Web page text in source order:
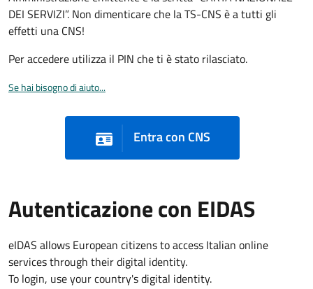
DEI SERVIZI”. Non dimenticare che la TS-CNS è a tutti gli
effetti una CNS!
Per accedere utilizza il PIN che ti è stato rilasciato.
Se hai bisogno di aiuto...
Entra con CNS
Autenticazione con EIDAS
eIDAS allows European citizens to access Italian online
services through their digital identity.
To login, use your country's digital identity.